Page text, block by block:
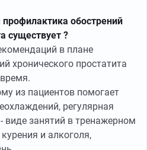
обострений
существует ?
в плане
хронического простатита
из пациентов помогает
регулярная
виде занятий в тренажерном
и алкоголя,